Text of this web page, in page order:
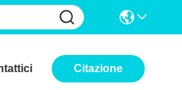
Citazione